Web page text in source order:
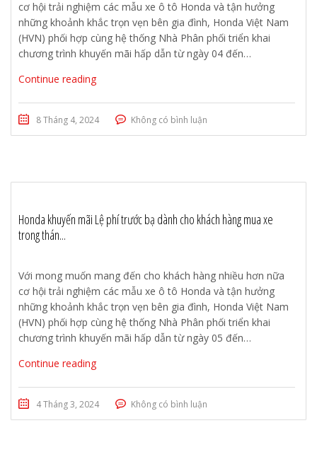
cơ hội trải nghiệm các mẫu xe ô tô Honda và tận hưởng
những khoảnh khắc trọn vẹn bên gia đình, Honda Việt Nam
(HVN) phối hợp cùng hệ thống Nhà Phân phối triển khai
chương trình khuyến mãi hấp dẫn từ ngày 04 đến…
Continue reading
8 Tháng 4, 2024 Không có bình luận
Honda khuyến mãi Lệ phí trước bạ dành cho khách hàng mua xe
trong thán...
Với mong muốn mang đến cho khách hàng nhiều hơn nữa
cơ hội trải nghiệm các mẫu xe ô tô Honda và tận hưởng
những khoảnh khắc trọn vẹn bên gia đình, Honda Việt Nam
(HVN) phối hợp cùng hệ thống Nhà Phân phối triển khai
chương trình khuyến mãi hấp dẫn từ ngày 05 đến…
Continue reading
4 Tháng 3, 2024 Không có bình luận